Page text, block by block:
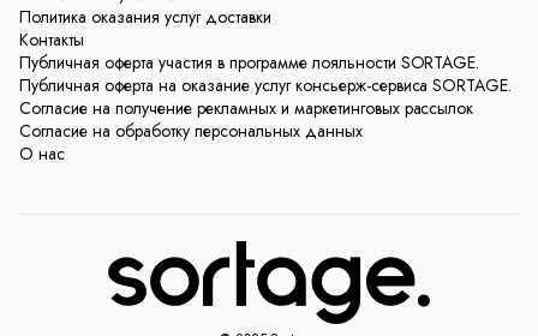
Политика оказания услуг доставки
Контакты
Публичная оферта участия в программе лояльности SORTAGE.
Публичная оферта на оказание услуг консьерж-сервиса SORTAGE.
Согласие на получение рекламных и маркетинговых рассылок
Согласие на обработку персональных данных
О нас